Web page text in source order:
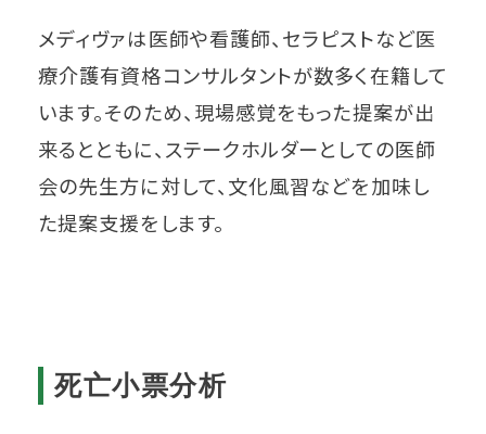
メディヴァは医師や看護師、セラピストなど医
療介護有資格コンサルタントが数多く在籍して
います。そのため、現場感覚をもった提案が出
来るとともに、ステークホルダーとしての医師
会の先生方に対して、文化風習などを加味し
た提案支援をします。
死亡小票分析